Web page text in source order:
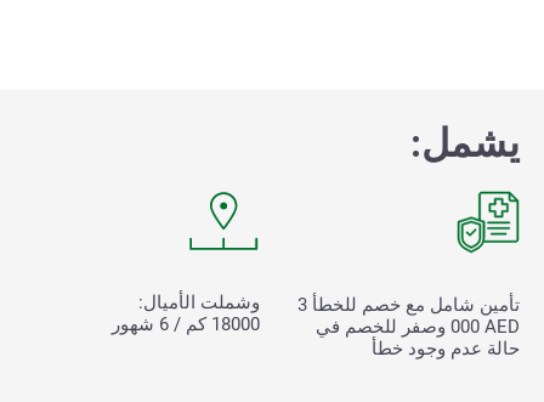
يشمل:
تأمين شامل مع خصم للخطأ 3
000AED وصفر للخصم في
حالة عدم وجود خطأ
وشملت الأميال:
18000 كم / 6 شهور